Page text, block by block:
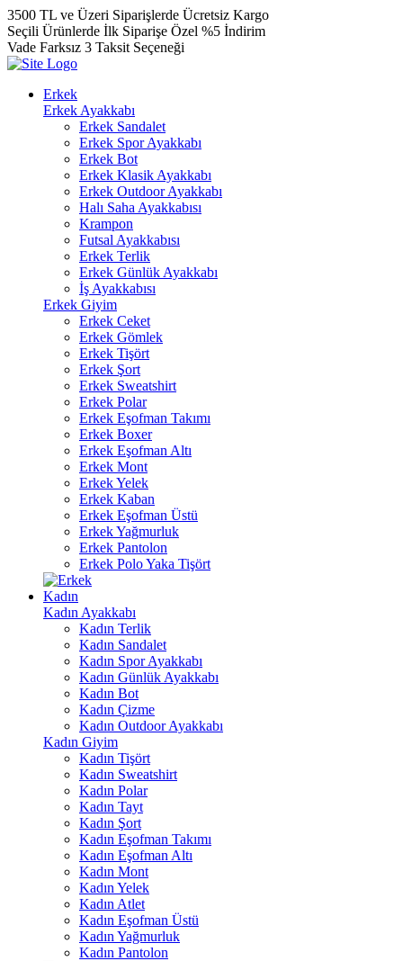
3500 TL ve Üzeri Siparişlerde Ücretsiz Kargo
Seçili Ürünlerde İlk Siparişe Özel %5 İndirim
Vade Farksız 3 Taksit Seçeneği
Erkek
Erkek Ayakkabı
Erkek Sandalet
Erkek Spor Ayakkabı
Erkek Bot
Erkek Klasik Ayakkabı
Erkek Outdoor Ayakkabı
Halı Saha Ayakkabısı
Krampon
Futsal Ayakkabısı
Erkek Terlik
Erkek Günlük Ayakkabı
İş Ayakkabısı
Erkek Giyim
Erkek Ceket
Erkek Gömlek
Erkek Tişört
Erkek Şort
Erkek Sweatshirt
Erkek Polar
Erkek Eşofman Takımı
Erkek Boxer
Erkek Eşofman Altı
Erkek Mont
Erkek Yelek
Erkek Kaban
Erkek Eşofman Üstü
Erkek Yağmurluk
Erkek Pantolon
Erkek Polo Yaka Tişört
Kadın
Kadın Ayakkabı
Kadın Terlik
Kadın Sandalet
Kadın Spor Ayakkabı
Kadın Günlük Ayakkabı
Kadın Bot
Kadın Çizme
Kadın Outdoor Ayakkabı
Kadın Giyim
Kadın Tişört
Kadın Sweatshirt
Kadın Polar
Kadın Tayt
Kadın Şort
Kadın Eşofman Takımı
Kadın Eşofman Altı
Kadın Mont
Kadın Yelek
Kadın Atlet
Kadın Eşofman Üstü
Kadın Yağmurluk
Kadın Pantolon